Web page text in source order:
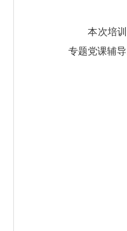
本次培训还
专题党课辅导